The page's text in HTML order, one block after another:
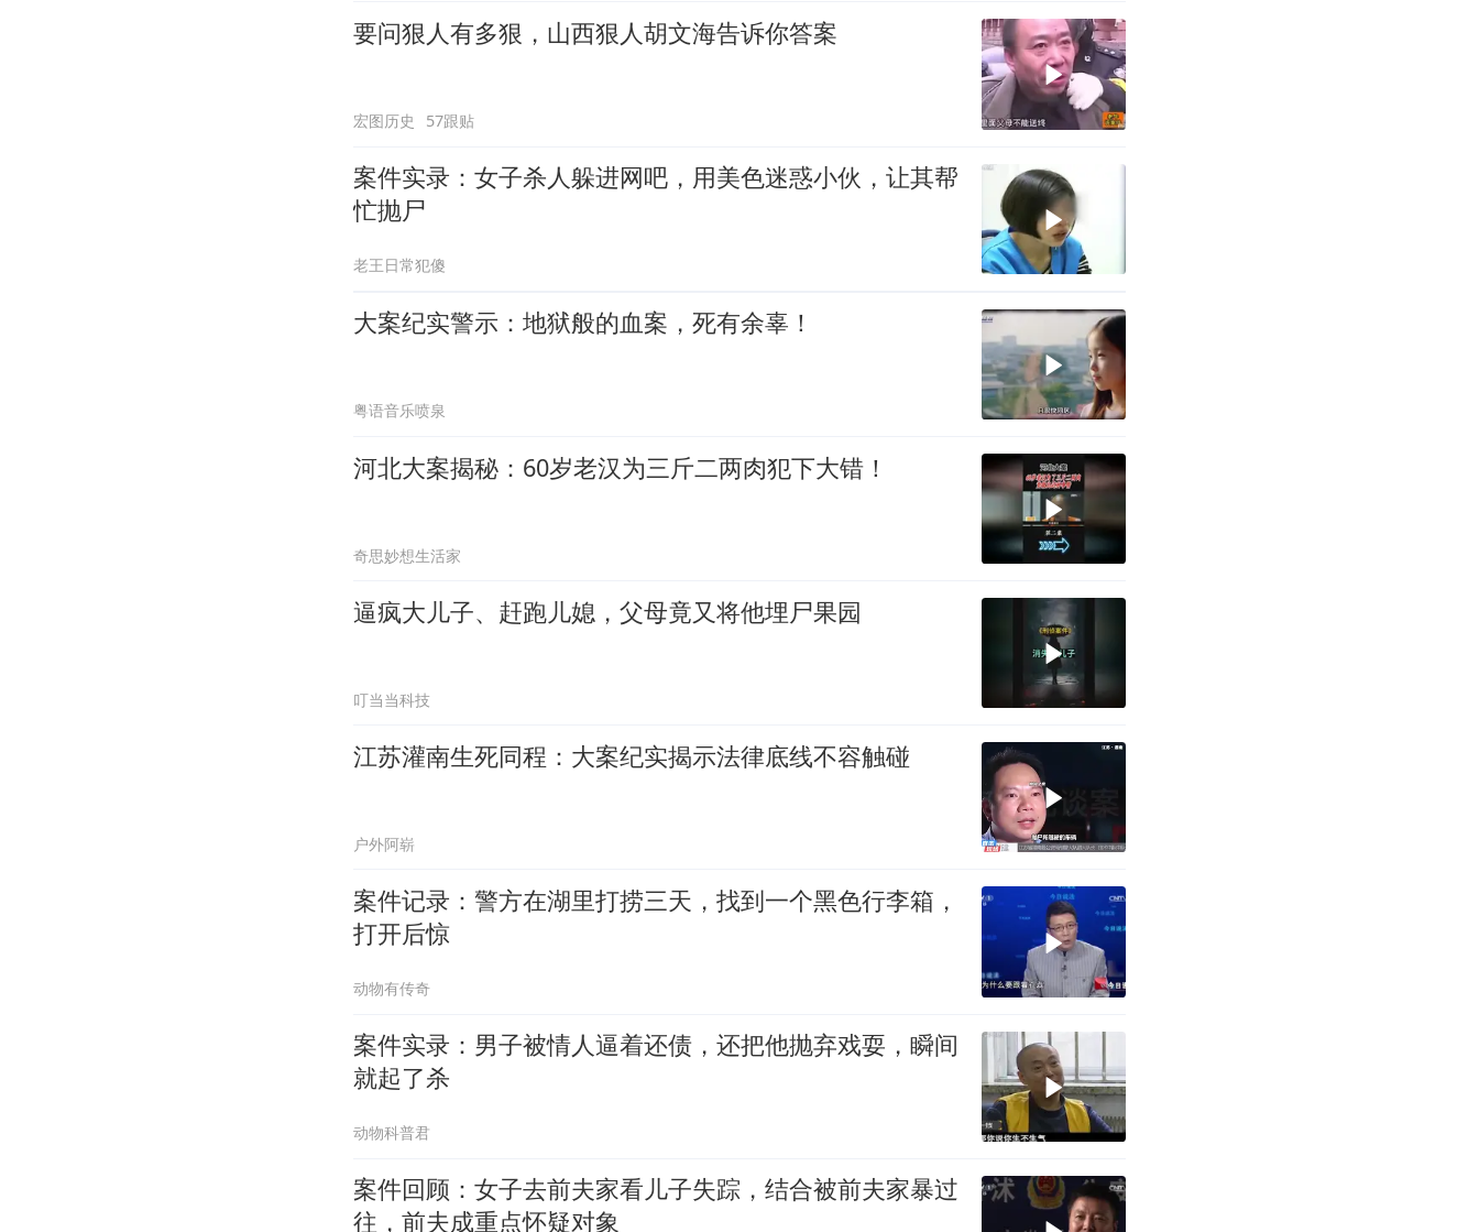
要问狠人有多狠，山西狠人胡文海告诉你答案
宏图历史 57跟贴
案件实录：女子杀人躲进网吧，用美色迷惑小伙，让其帮
忙抛尸
老王日常犯傻
大案纪实警示：地狱般的血案，死有余辜！
粤语音乐喷泉
河北大案揭秘：60岁老汉为三斤二两肉犯下大错！
奇思妙想生活家
逼疯大儿子、赶跑儿媳，父母竟又将他埋尸果园
叮当当科技
江苏灌南生死同程：大案纪实揭示法律底线不容触碰
户外阿崭
案件记录：警方在湖里打捞三天，找到一个黑色行李箱，
打开后惊
动物有传奇
案件实录：男子被情人逼着还债，还把他抛弃戏耍，瞬间
就起了杀
动物科普君
案件回顾：女子去前夫家看儿子失踪，结合被前夫家暴过
往，前夫成重点怀疑对象